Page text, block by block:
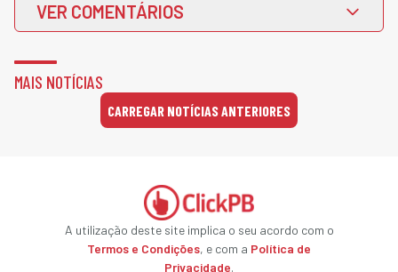
VER COMENTÁRIOS
MAIS NOTÍCIAS
CARREGAR NOTÍCIAS ANTERIORES
A utilização deste site implica o seu acordo com o
Termos e Condições, e com a Política de
Privacidade.